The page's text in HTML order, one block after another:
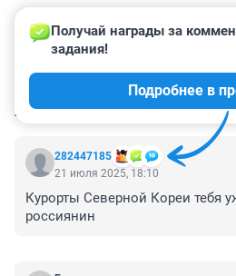
КОММЕНТАРИИ 32
282447185
Получай награды за
задания!
Подробнее в
21 июля 2025, 18:10
Курорты Северной Кореи тебя
россиянин